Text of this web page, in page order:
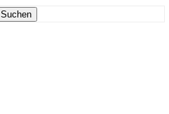
Suchen